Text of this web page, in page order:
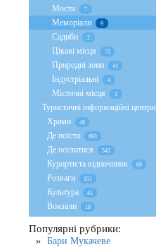
Мости 7
Меморіали 9
Садиби 2
Цікаві місця 72
Природні зони 41
Індустріальні 4
Містичні місця 3
Туристичні інформаційні центри
Храми 48
Де поїсти 693
Де оселитися 542
Курорти та відпочинок 69
Розваги 151
Культура 41
Вокзали 18
Популярні рубрики:
Бари Мукачеве